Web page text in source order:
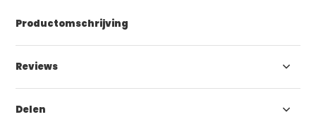
Productomschrijving
Reviews
Delen